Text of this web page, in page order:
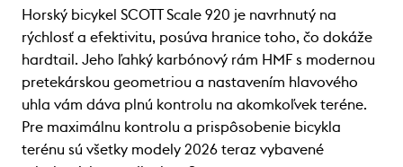
Horský bicykel SCOTT Scale 920 je navrhnutý na
rýchlosť a efektivitu, posúva hranice toho, čo dokáže
hardtail. Jeho ľahký karbónový rám HMF s modernou
pretekárskou geometriou a nastavením hlavového
uhla vám dáva plnú kontrolu na akomkoľvek teréne.
Pre maximálnu kontrolu a prispôsobenie bicykla
terénu sú všetky modely 2026 teraz vybavené